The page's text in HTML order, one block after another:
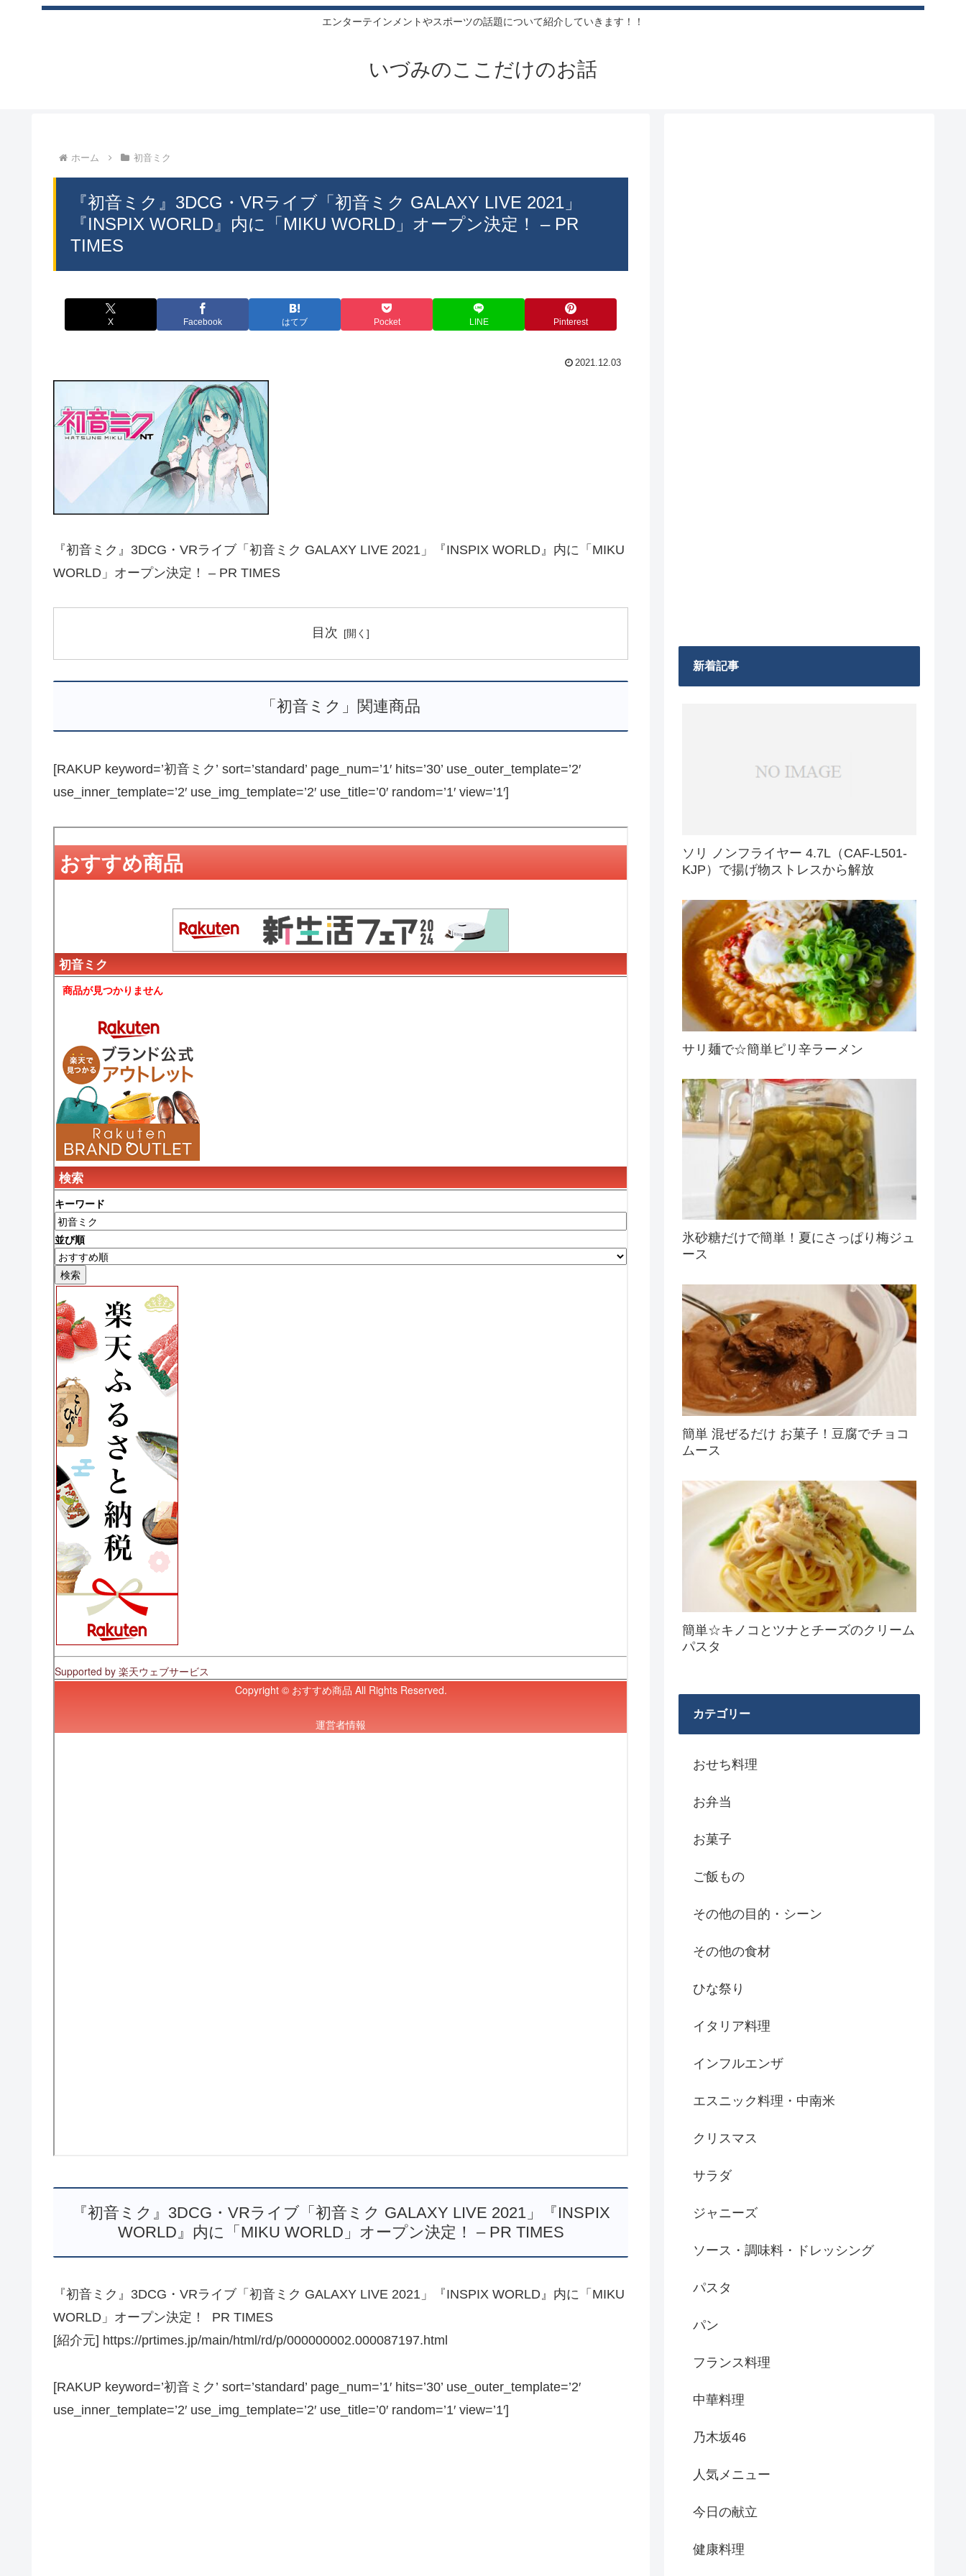
エンターテインメントやスポーツの話題について紹介していきます！！
いづみのここだけのお話
ホーム 初音ミク
『初音ミク』3DCG・VRライブ「初音ミク GALAXY LIVE 2021」
『INSPIX WORLD』内に「MIKU WORLD」オープン決定！ – PR
TIMES
X Facebook はてブ Pocket LINE Pinterest
2021.12.03
『初音ミク』3DCG・VRライブ「初音ミク GALAXY LIVE 2021」『INSPIX WORLD』内に「MIKU
WORLD」オープン決定！ – PR TIMES
目次
「初音ミク」関連商品
[RAKUP keyword=’初音ミク’ sort=’standard’ page_num=’1′ hits=’30’ use_outer_template=’2′
use_inner_template=’2′ use_img_template=’2′ use_title=’0′ random=’1′ view=’1′]
『初音ミク』3DCG・VRライブ「初音ミク GALAXY LIVE 2021」『INSPIX
WORLD』内に「MIKU WORLD」オープン決定！ – PR TIMES
『初音ミク』3DCG・VRライブ「初音ミク GALAXY LIVE 2021」『INSPIX WORLD』内に「MIKU
WORLD」オープン決定！ PR TIMES
[紹介元] https://prtimes.jp/main/html/rd/p/000000002.000087197.html
[RAKUP keyword=’初音ミク’ sort=’standard’ page_num=’1′ hits=’30’ use_outer_template=’2′
use_inner_template=’2′ use_img_template=’2′ use_title=’0′ random=’1′ view=’1′]
新着記事
ソリ ノンフライヤー 4.7L（CAF-L501-
KJP）で揚げ物ストレスから解放
サリ麺で☆簡単ピリ辛ラーメン
氷砂糖だけで簡単！夏にさっぱり梅ジュ
ース
簡単 混ぜるだけ お菓子！豆腐でチョコ
ムース
簡単☆キノコとツナとチーズのクリーム
パスタ
カテゴリー
おせち料理
お弁当
お菓子
ご飯もの
その他の目的・シーン
その他の食材
ひな祭り
イタリア料理
インフルエンザ
エスニック料理・中南米
クリスマス
サラダ
ジャニーズ
ソース・調味料・ドレッシング
パスタ
パン
フランス料理
中華料理
乃木坂46
人気メニュー
今日の献立
健康料理